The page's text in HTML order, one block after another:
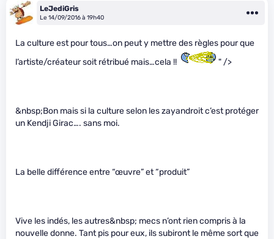
LeJediGris
Le 14/09/2016 à 19h40
La culture est pour tous…on peut y mettre des règles pour que
l’artiste/créateur soit rétribué mais…cela !!
" />
&nbsp;Bon mais si la culture selon les zayandroit c’est protéger
un Kendji Girac…. sans moi.
La belle différence entre “œuvre” et “produit”
Vive les indés, les autres&nbsp; mecs n’ont rien compris à la
nouvelle donne. Tant pis pour eux, ils subiront le même sort que